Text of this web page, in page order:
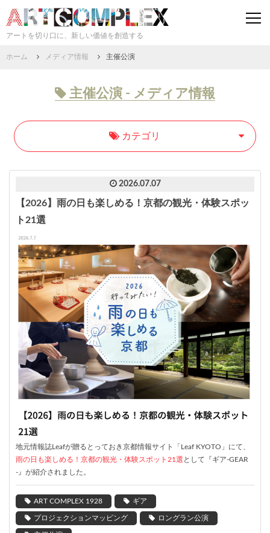
アートを切り口に、新しい価値を創造する
ホーム メディア情報 主催公演
主催公演 - メディア情報
カテゴリ
2026.07.07
【2026】雨の日も楽しめる！京都の観光・体験スポッ
ト21選
地元情報誌Leafが贈るとっておき京都情報サイト「Leaf KYOTO」にて、
雨の日も楽しめる！京都の観光・体験スポット21選 として『ギア-GEAR
-』が紹介されました。
ART COMPLEX 1928 ギア
プロジェクションマッピング ロングラン公演